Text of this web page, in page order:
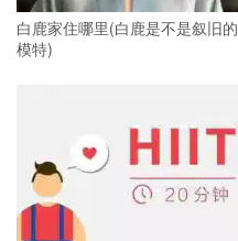
白鹿家住哪里(白鹿是不是叙旧的
模特)